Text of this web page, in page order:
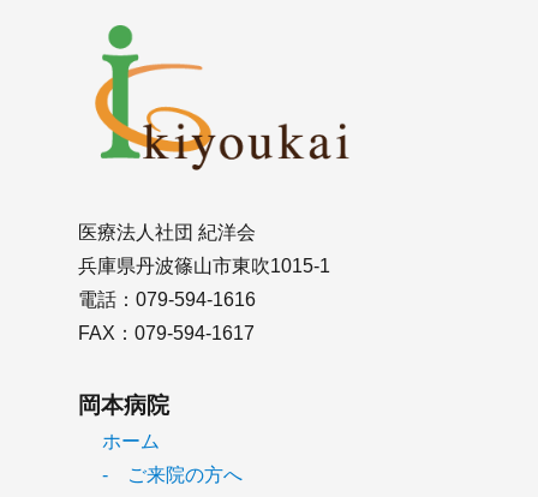
医療法人社団 紀洋会
兵庫県丹波篠山市東吹1015-1
電話：079-594-1616
FAX：079-594-1617
岡本病院
ホーム
- ご来院の方へ